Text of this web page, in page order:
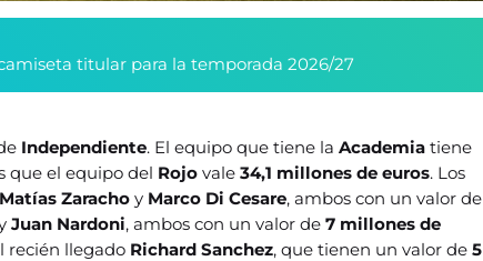
titular para la temporada 2026/27
Independiente. El equipo que tiene laAcademiatiene
que el equipo del Rojovale34,1 millones de euros. Los
Matías Zarachoy Marco Di Cesare, ambos con un valor de
Juan Nardoni, ambos con un valor de7 millones de
recién llegado Richard Sanchez, que tienen un valor de5